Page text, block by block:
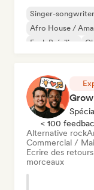
Singer-songwriter
Afro House /
Funk Brésilien
< 100
Alternative rock
Commercial /
Ecrire des
morceaux